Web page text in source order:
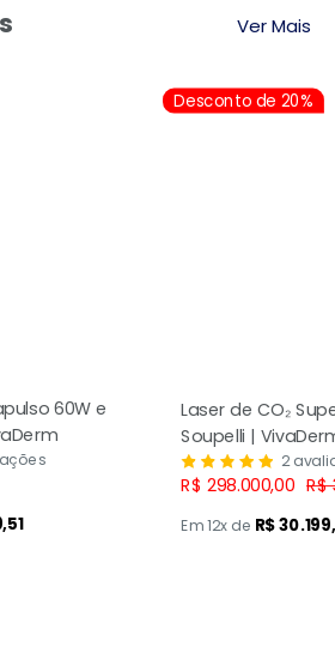
Ver Mais
60W e
Desconto de 20%
Laser de CO₂
Soupelli |
2
Preço
promocional
R$ 298.000,00 R$
Em 12x de R$